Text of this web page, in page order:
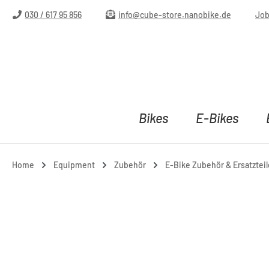
to main content
Skip to search
Skip to main navigation
030 / 617 95 856 info@cube-store.nanobike.de
Bikes E-Bikes
Home Equipment Zubehör E-Bike Zubehör &